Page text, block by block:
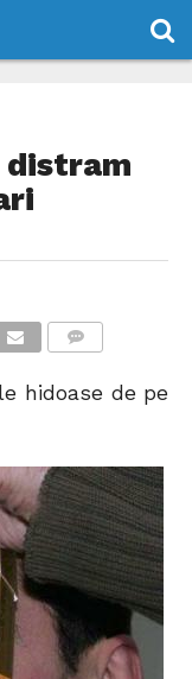
distram
hidoase de pe